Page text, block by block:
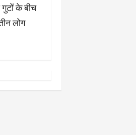
के बीच
लोग